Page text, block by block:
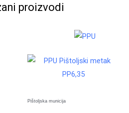
proizvodi
Pištoljska municija